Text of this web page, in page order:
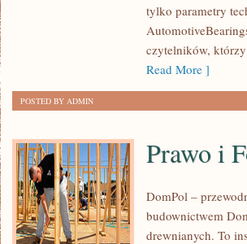
SPOTKANIA
KLASYKÓW
tylko parametry
czytelników,
Read More ]
POSTED BY ADMIN
Prawo i
DomPol –
budownictwem
drewnianych. To